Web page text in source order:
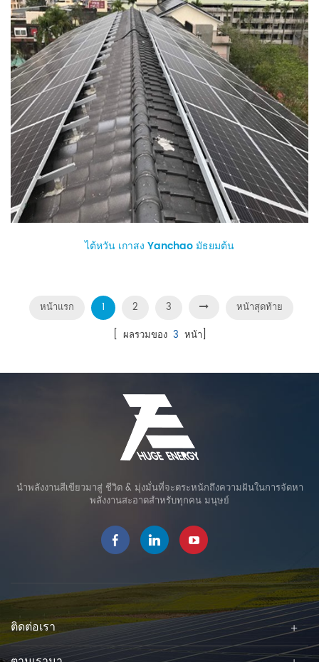
ไต้หวัน เกาสง Yanchao มัธยมต้น
หน้าแรก 1 2 3
หน้าสุดท้าย
[ ผลรวมของ 3 หน้า]
นำพลังงานสีเขียวมาสู่ ชีวิต & มุ่งมั่นที่จะตระหนักถึงความฝันในการจัดหา
พลังงานสะอาดสำหรับทุกคน มนุษย์
ติดต่อเรา